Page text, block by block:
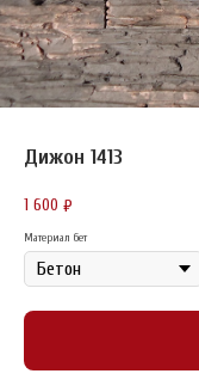
Дижон 1413
1 600 ₽
Материал бет